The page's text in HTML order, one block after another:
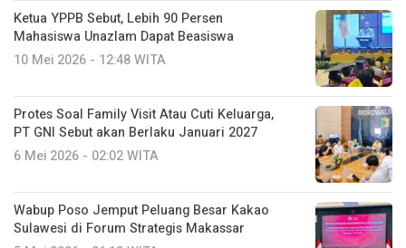
Ketua YPPB Sebut, Lebih 90 Persen
Mahasiswa Unazlam Dapat Beasiswa
10 Mei 2026 - 12:48 WITA
Protes Soal Family Visit Atau Cuti Keluarga,
PT GNI Sebut akan Berlaku Januari 2027
6 Mei 2026 - 02:02 WITA
Wabup Poso Jemput Peluang Besar Kakao
Sulawesi di Forum Strategis Makassar